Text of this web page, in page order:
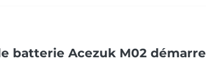
batterie Acezuk M02 démarre